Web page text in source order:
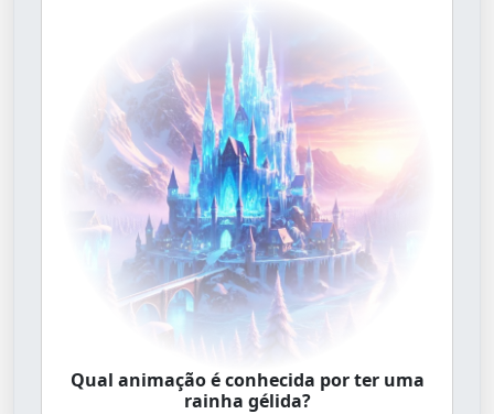
Qual animação é conhecida por ter uma
rainha gélida?